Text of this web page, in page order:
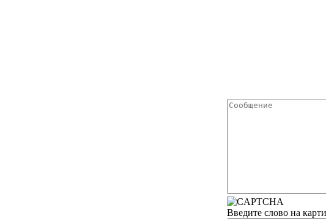
Введите слово на